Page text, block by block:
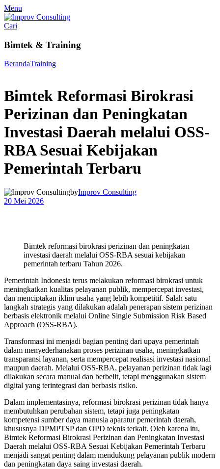
Menu
Cari
Bimtek & Training
BerandaTraining
Bimtek Reformasi Birokrasi
Perizinan dan Peningkatan
Investasi Daerah melalui OSS-
RBA Sesuai Kebijakan
Pemerintah Terbaru
byImprov Consulting
20 Mei 2026
Bimtek reformasi birokrasi perizinan dan peningkatan
investasi daerah melalui OSS-RBA sesuai kebijakan
pemerintah terbaru Tahun 2026.
Pemerintah Indonesia terus melakukan reformasi birokrasi untuk
meningkatkan kualitas pelayanan publik, mempercepat investasi,
dan menciptakan iklim usaha yang lebih kompetitif. Salah satu
langkah strategis yang dilakukan adalah penerapan sistem perizinan
berbasis elektronik melalui Online Single Submission Risk Based
Approach (OSS-RBA).
Transformasi ini menjadi bagian penting dari upaya pemerintah
dalam menyederhanakan proses perizinan usaha, meningkatkan
transparansi layanan, serta mempercepat realisasi investasi nasional
maupun daerah. Melalui OSS-RBA, pelayanan perizinan tidak lagi
dilakukan secara manual dan berbelit, tetapi menggunakan sistem
digital yang terintegrasi dan berbasis risiko.
Dalam implementasinya, reformasi birokrasi perizinan tidak hanya
membutuhkan perubahan sistem, tetapi juga peningkatan
kompetensi sumber daya manusia aparatur pemerintah daerah,
khususnya DPMPTSP dan OPD teknis terkait. Oleh karena itu,
Bimtek Reformasi Birokrasi Perizinan dan Peningkatan Investasi
Daerah melalui OSS-RBA Sesuai Kebijakan Pemerintah Terbaru
menjadi sangat penting dalam mendukung pelayanan publik modern
dan peningkatan daya saing investasi daerah.